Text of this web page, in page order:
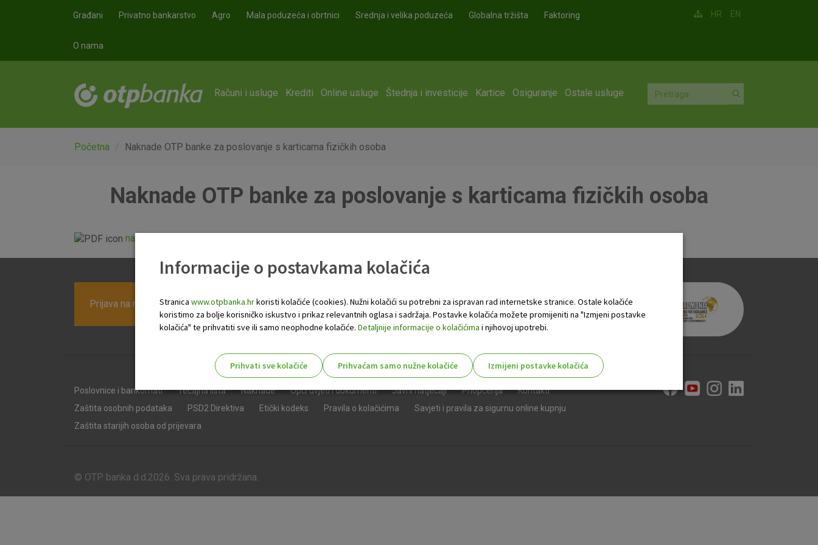
Građani Privatno bankarstvo Agro Mala poduzeća i obrtnici Srednja i velika poduzeća Globalna tržišta Faktoring
O nama
HR EN
Računi i usluge Krediti Online usluge Štednja i investicije Kartice Osiguranje Ostale usluge
Početna Naknade OTP banke za poslovanje s karticama fizičkih osoba
Naknade OTP banke za poslovanje s karticama fizičkih osoba
naknade_otp_banke_karticno_poslovanje_20171230.pdf
Prijava na newsletter OTP banke
Poslovnice i bankomati Tečajna lista Naknade Opći uvjeti i dokumenti Javni natječaji Priopćenja
Kontakti
Zaštita osobnih podataka
PSD2 Direktiva Etički kodeks Pravila o kolačićima
Savjeti i pravila za sigurnu online kupnju
Zaštita starijih osoba od prijevara
© OTP banka d.d.2026. Sva prava pridržana.
Informacije o postavkama kolačića
Stranica www.otpbanka.hrkoristi kolačiće (cookies). Nužni kolačići su potrebni za ispravan rad internetske stranice. Ostale kolačiće
koristimo za bolje korisničko iskustvo i prikaz relevantnih oglasa i sadržaja. Postavke kolačića možete promijeniti na "Izmjeni postavke
kolačića" te prihvatiti sve ili samo neophodne kolačiće. Detaljnije informacije o kolačićima i njihovoj upotrebi.
Prihvati sve kolačiće Prihvaćam samo nužne kolačiće
Izmijeni postavke kolačića